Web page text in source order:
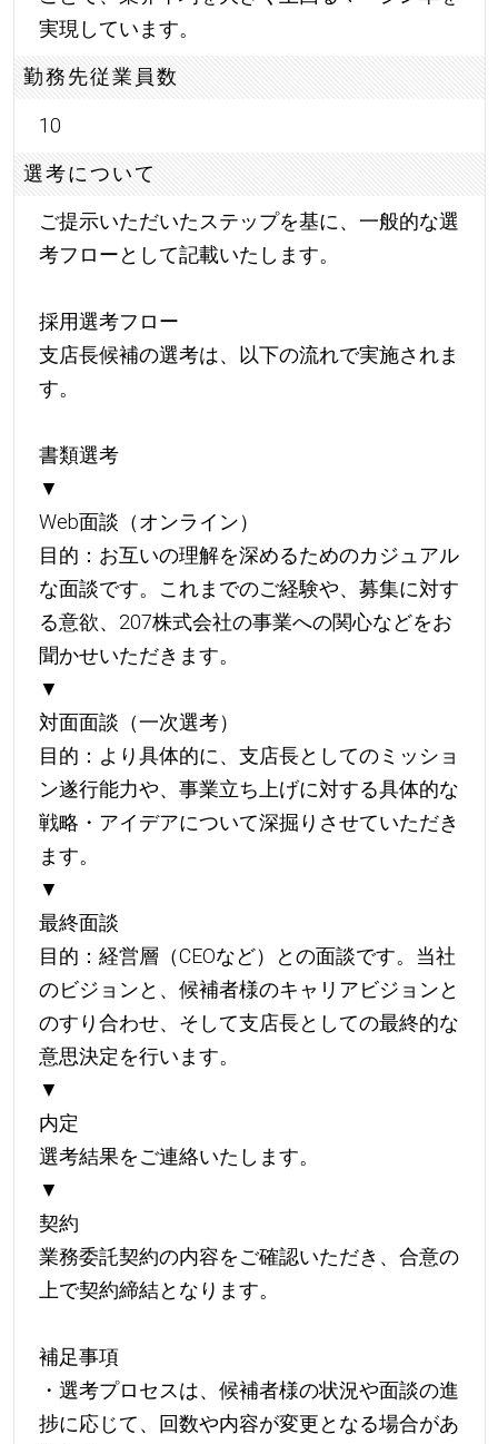
実現しています。
勤務先従業員数
10
選考について
ご提示いただいたステップを基に、一般的な選
考フローとして記載いたします。
採用選考フロー
支店長候補の選考は、以下の流れで実施されま
す。
書類選考
▼
Web面談（オンライン）
目的：お互いの理解を深めるためのカジュアル
な面談です。これまでのご経験や、募集に対す
る意欲、207株式会社の事業への関心などをお
聞かせいただきます。
▼
対面面談（一次選考）
目的：より具体的に、支店長としてのミッショ
ン遂行能力や、事業立ち上げに対する具体的な
戦略・アイデアについて深掘りさせていただき
ます。
▼
最終面談
目的：経営層（CEOなど）との面談です。当社
のビジョンと、候補者様のキャリアビジョンと
のすり合わせ、そして支店長としての最終的な
意思決定を行います。
▼
内定
選考結果をご連絡いたします。
▼
契約
業務委託契約の内容をご確認いただき、合意の
上で契約締結となります。
補足事項
・選考プロセスは、候補者様の状況や面談の進
捗に応じて、回数や内容が変更となる場合があ